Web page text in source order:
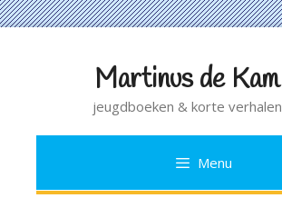
inhoud
Martinus de Kam
jeugdboeken & korte verhalen
Menu